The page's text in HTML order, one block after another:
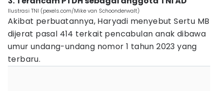
Ilustrasi TNI (pexels.com/Mike van Schoonderwalt)
Akibat perbuatannya, Haryadi menyebut Sertu MB
dijerat pasal 414 terkait pencabulan anak dibawa
umur undang-undang nomor 1 tahun 2023 yang
terbaru.